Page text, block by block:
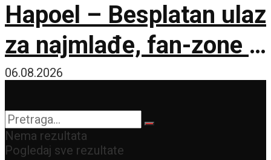
Hapoel – Besplatan ulaz
za najmlađe, fan-zone i
besplatna karta za
humanost!
06.08.2026
Nema rezultata
Pogledaj sve rezultate